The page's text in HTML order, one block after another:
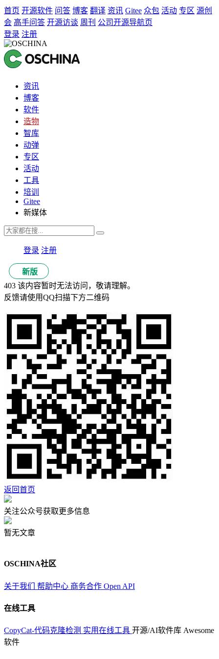
首页 开源软件 问答 博客 翻译 资讯 Gitee 众包 活动 专区 源创
会 高手问答 开源访谈 周刊 公司开源导航页
登录 注册
资讯
博客
软件
造物
智库
动弹
专区
活动
工具
培训
Gitee
新媒体
登录 注册
新版
403 该内容暂时无法访问，敬请理解。
反馈请使用QQ扫描下方二维码
返回首页
关注公众号获取更多信息
暂无文章
OSCHINA社区
关于我们 帮助中心 商务合作 Open API
在线工具
CopyCat-代码克隆检测 实用在线工具 开源/AI软件库 Awesome
软件